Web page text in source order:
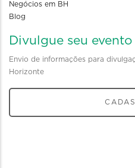
Negócios em BH
Blog
Divulgue seu evento
Envio de informações para
Horizonte